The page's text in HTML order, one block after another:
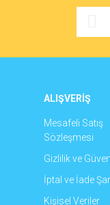
ALIŞVERİŞ
Mesafeli Satış
Sözleşmesi
Gizlilik ve
İptal ve İade
Kişisel Veriler